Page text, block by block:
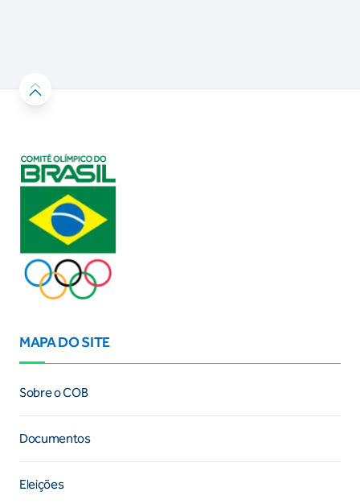
MAPA DO SITE
Sobre o COB
Documentos
Eleições